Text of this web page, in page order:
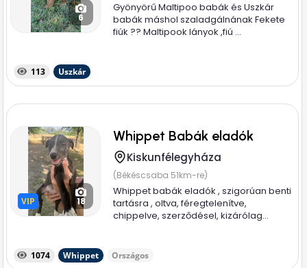
6
Gyönyörű Maltipoo babák és Uszkár
babák máshol szaladgálnának Fekete
fiúk ?? Maltipook lányok ,fiú ...
113 Uszkár
VIP
VIP 18
Whippet Babák eladók
Kiskunfélegyháza
(Békéscsaba 51km-re)
Whippet babák eladók , szigorúan benti
tartásra , oltva, féregtelenítve,
chippelve, szerződésel, kizárólag...
1074 Whippet Országos